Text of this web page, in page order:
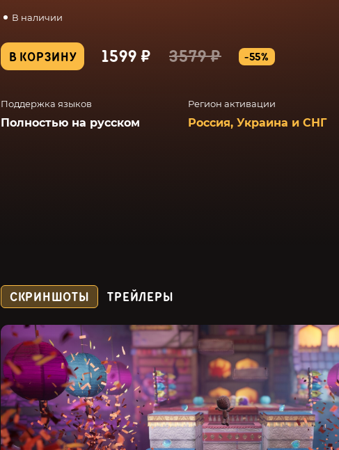
В наличии
В КОРЗИНУ 1599 ₽ 3579 ₽ -55%
Поддержка языков
Полностью на русском
Регион активации
Россия, Украина и СНГ
СКРИНШОТЫ ТРЕЙЛЕРЫ